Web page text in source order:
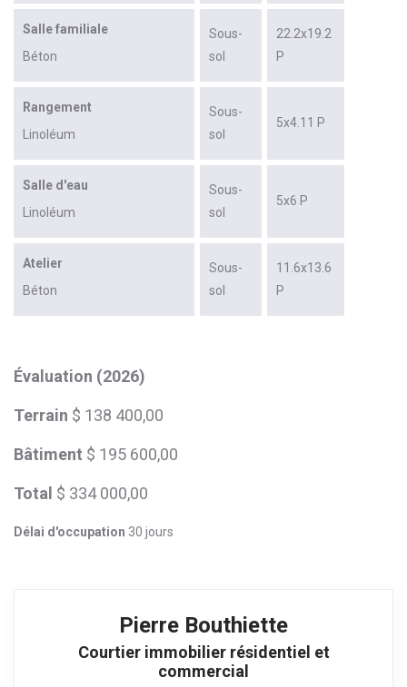
Salle familiale
Béton
Sous-
sol
22.2x19.2
P
Rangement
Linoléum
Sous-
sol
5x4.11 P
Salle d'eau
Linoléum
Sous-
sol
5x6 P
Atelier
Béton
Sous-
sol
11.6x13.6
P
Évaluation (2026)
Terrain $ 138 400,00
Bâtiment $ 195 600,00
Total $ 334 000,00
Délai d'occupation 30 jours
Pierre Bouthiette
Courtier immobilier résidentiel et
commercial